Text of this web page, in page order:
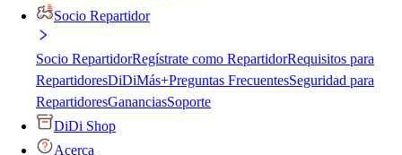
Socio Repartidor
Socio RepartidorRegístrate como RepartidorRequisitos para
RepartidoresDiDiMás+Preguntas FrecuentesSeguridad para
RepartidoresGananciasSoporte
DiDi Shop
Acerca